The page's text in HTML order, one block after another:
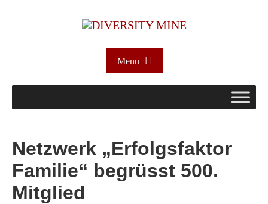
Menu
Netzwerk „Erfolgsfaktor
Familie“ begrüsst 500.
Mitglied